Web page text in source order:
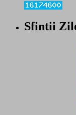
Sfintii